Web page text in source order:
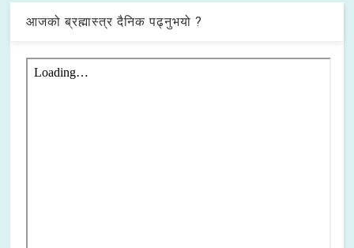
आजको ब्रह्मास्त्र दैनिक पढ्नुभयो ?